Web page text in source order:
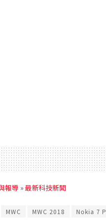
報導 »最新科技新聞
MWC MWC 2018 Nokia 7